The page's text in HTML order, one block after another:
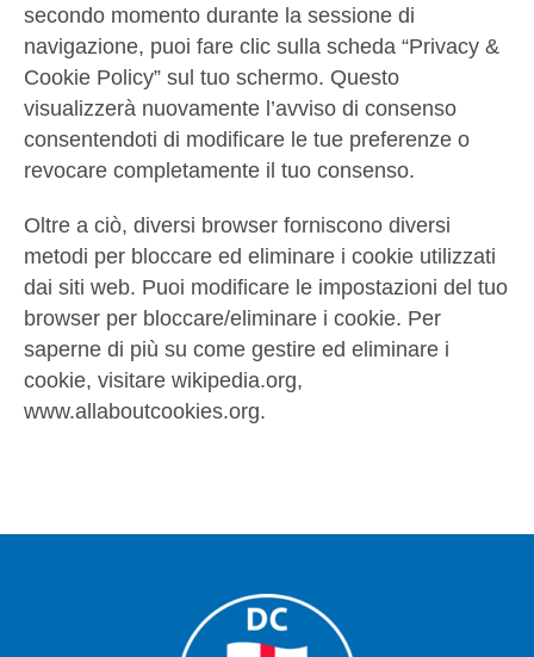
secondo momento durante la sessione di
navigazione, puoi fare clic sulla scheda “Privacy &
Cookie Policy” sul tuo schermo. Questo
visualizzerà nuovamente l’avviso di consenso
consentendoti di modificare le tue preferenze o
revocare completamente il tuo consenso.
Oltre a ciò, diversi browser forniscono diversi
metodi per bloccare ed eliminare i cookie utilizzati
dai siti web. Puoi modificare le impostazioni del tuo
browser per bloccare/eliminare i cookie. Per
saperne di più su come gestire ed eliminare i
cookie, visitare wikipedia.org,
www.allaboutcookies.org.